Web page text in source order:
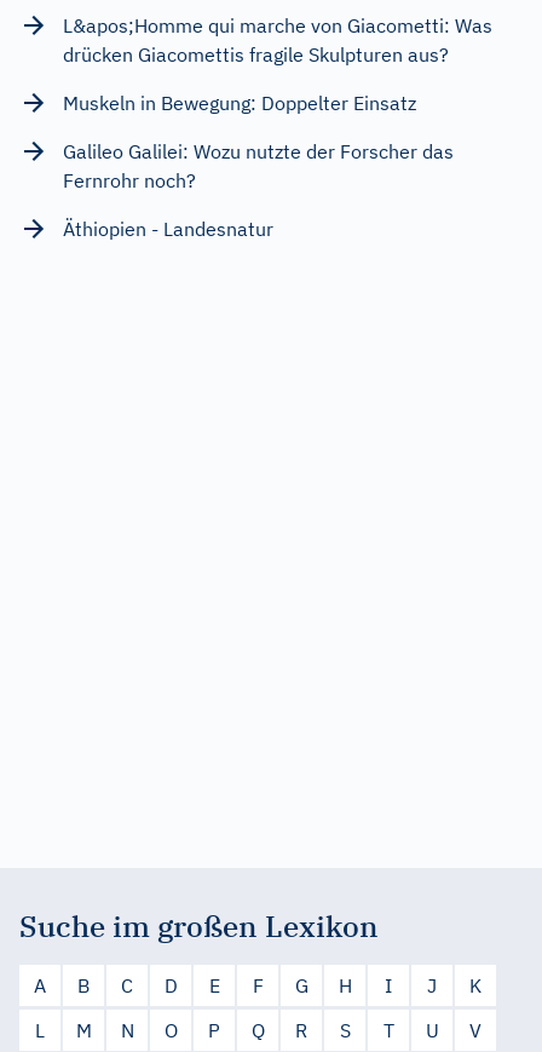
L&apos;Homme qui marche von Giacometti: Was
drücken Giacomettis fragile Skulpturen aus?
Muskeln in Bewegung: Doppelter Einsatz
Galileo Galilei: Wozu nutzte der Forscher das
Fernrohr noch?
Äthiopien - Landesnatur
Suche im großen Lexikon
A B C D E F G H I J
K
L
M N O P Q R S T U
V